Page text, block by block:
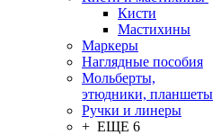
Кисти
Мастихины
Маркеры
Наглядные пособия
Мольберты,
этюдники, планшеты
Ручки и линеры
+ ЕЩЕ 6